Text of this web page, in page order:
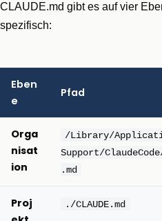
CLAUDE.md gibt es auf vier
spezifisch:
Eben
e
Pfad
Orga
nisat
ion
/Library/
Support/ClaudeCode/
.md
Proj
./CLAUDE.md